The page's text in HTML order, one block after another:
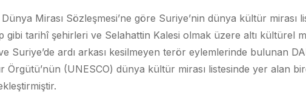
Mirası Sözleşmesi’ne göre Suriye’nin dünya kültür mirası
gibi tarihî şehirleri ve Selahattin Kalesi olmak üzere altı kültürel
Suriye’de ardı arkası kesilmeyen terör eylemlerinde bulunan
Örgütü’nün (UNESCO) dünya kültür mirası listesinde yer alan